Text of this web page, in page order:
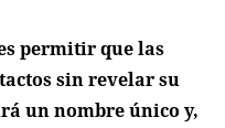
permitir que las
sin revelar su
un nombre único y,